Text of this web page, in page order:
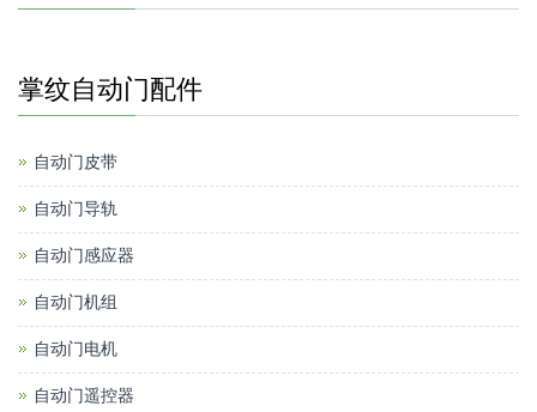
掌纹自动门配件
自动门皮带
自动门导轨
自动门感应器
自动门机组
自动门电机
自动门遥控器